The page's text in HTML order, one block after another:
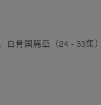
骨国篇章（24 - 33集